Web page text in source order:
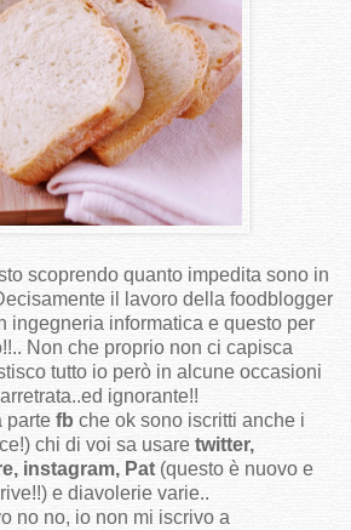
quanto impedita sono in
il lavoro della foodblogger
ingegneria informatica e questo per
Non che proprio non ci capisca
tutto io però in alcune occasioni
ignorante!!
parte fb che ok sono iscritti anche i
chi di voi sa usare twitter,
instagram, Pat (questo è nuovo e
e diavolerie varie..
no no, io non mi iscrivo a